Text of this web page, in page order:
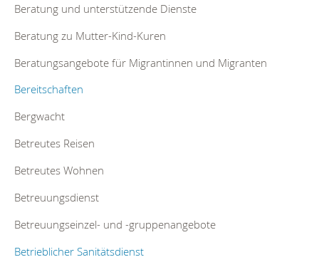
Beratung und unterstützende Dienste
Beratung zu Mutter-Kind-Kuren
Beratungsangebote für Migrantinnen und Migranten
Bereitschaften
Bergwacht
Betreutes Reisen
Betreutes Wohnen
Betreuungsdienst
Betreuungseinzel- und -gruppenangebote
Betrieblicher Sanitätsdienst